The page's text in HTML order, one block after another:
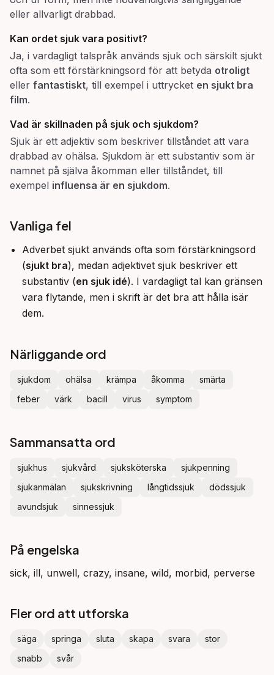
eller allvarligt drabbad.
Kan ordet sjuk vara positivt?
Ja, i vardagligt talspråk används sjuk och särskilt sjukt
ofta som ett förstärkningsord för att betyda otroligt
eller fantastiskt, till exempel i uttrycket en sjukt bra
film.
Vad är skillnaden på sjuk och sjukdom?
Sjuk är ett adjektiv som beskriver tillståndet att vara
drabbad av ohälsa. Sjukdom är ett substantiv som är
namnet på själva åkomman eller tillståndet, till
exempel influensa är en sjukdom.
Vanliga fel
Adverbet sjukt används ofta som förstärkningsord
(sjukt bra), medan adjektivet sjuk beskriver ett
substantiv (en sjuk idé). I vardagligt tal kan gränsen
vara flytande, men i skrift är det bra att hålla isär
dem.
Närliggande ord
sjukdom ohälsa krämpa åkomma
smärta
feber
värk bacill virus symptom
Sammansatta ord
sjukhus sjukvård sjuksköterska
sjukpenning
sjukanmälan
sjukskrivning långtidssjuk
dödssjuk
avundsjuk
sinnessjuk
På engelska
sick, ill, unwell, crazy, insane, wild, morbid, perverse
Fler ord att utforska
säga springa sluta skapa svara
stor
snabb
svår